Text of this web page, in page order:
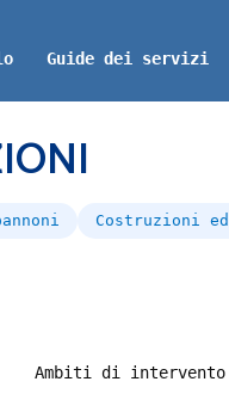
Guide dei servizi
Costruzioni
Ambiti di intervento